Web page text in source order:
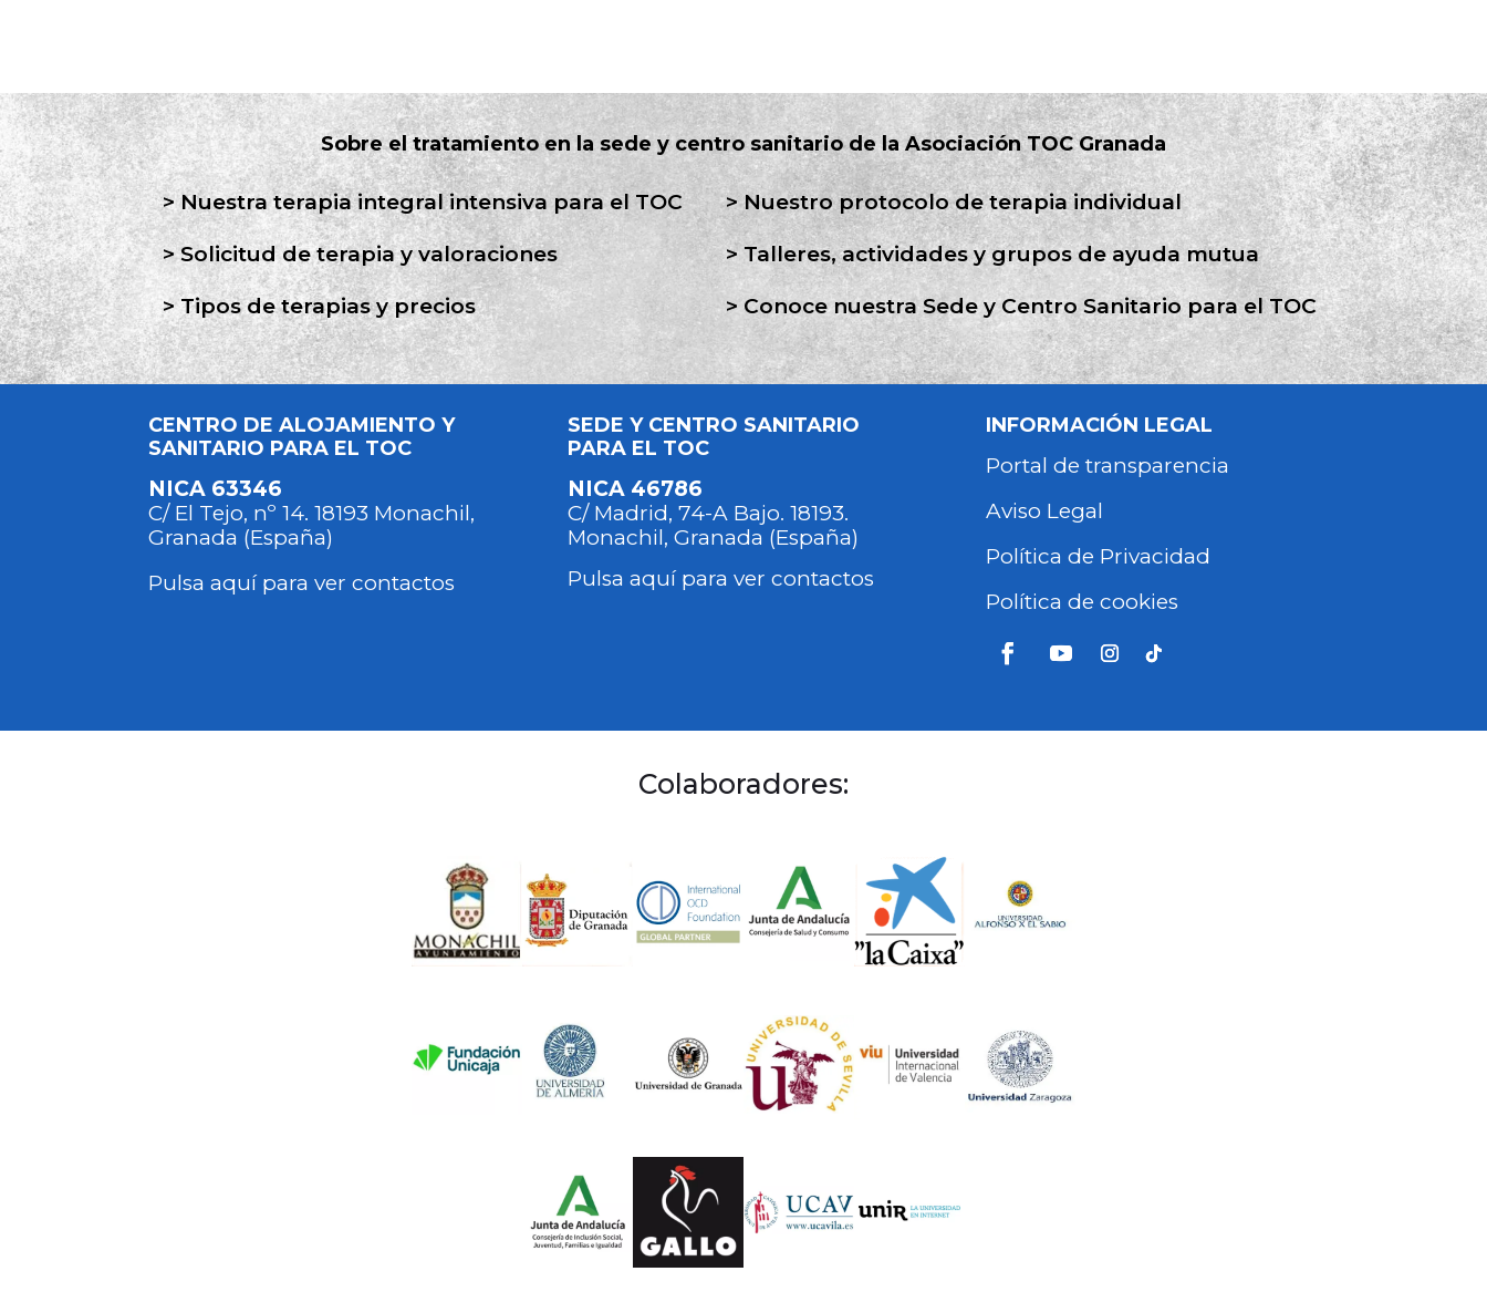
Sobre el tratamiento en la sede y centro sanitario de la Asociación TOC Granada
Nuestra terapia integral intensiva para el TOC
Solicitud de terapia y valoraciones
Tipos de terapias y precios
Nuestro protocolo de terapia individual
Talleres, actividades y grupos de ayuda mutua
Conoce nuestra Sede y Centro Sanitario para el TOC
CENTRO DE ALOJAMIENTO Y
SANITARIO PARA EL TOC
NICA 63346
C/ El Tejo, nº 14. 18193 Monachil,
Granada (España)
Pulsa aquí para ver contactos
SEDE Y CENTRO SANITARIO
PARA EL TOC
NICA 46786
C/ Madrid, 74-A Bajo. 18193.
Monachil, Granada (España)
Pulsa aquí para ver contactos
INFORMACIÓN LEGAL
Portal de transparencia
Aviso Legal
Política de Privacidad
Política de cookies
Colaboradores: